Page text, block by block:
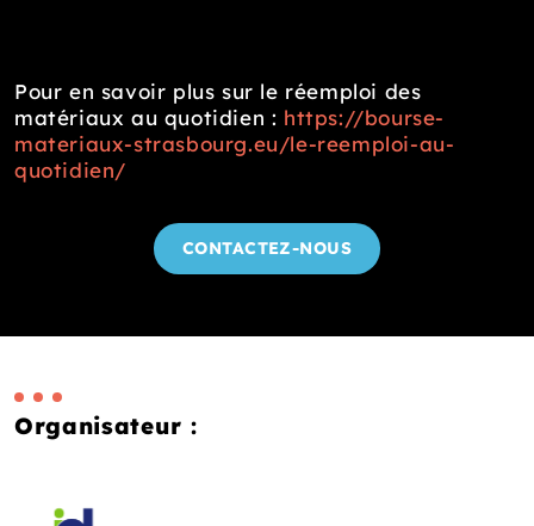
Pour en savoir plus sur le réemploi des
matériaux au quotidien : https://bourse-
materiaux-strasbourg.eu/le-reemploi-au-
quotidien/
CONTACTEZ-NOUS
Organisateur :